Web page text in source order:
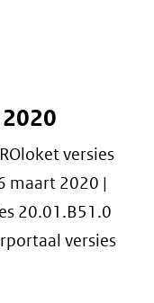
versies
maart 2020 |
20.01.B51.0
versies